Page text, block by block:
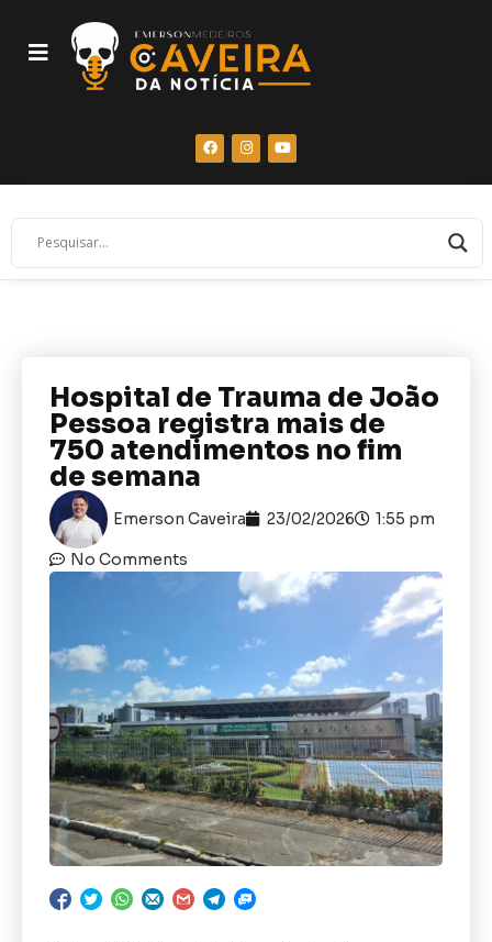
Hospital de Trauma de João
Pessoa registra mais de
750 atendimentos no fim
de semana
Emerson Caveira 23/02/2026 1:55 pm
No Comments